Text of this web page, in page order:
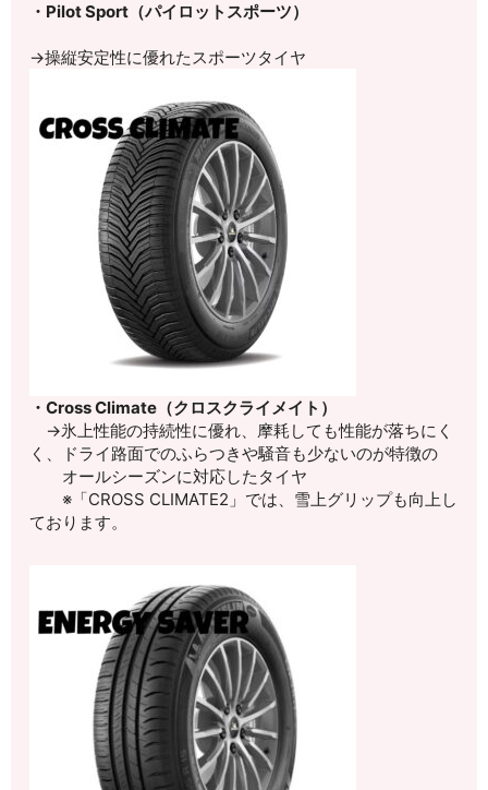
・Pilot Sport（パイロットスポーツ）
→操縦安定性に優れたスポーツタイヤ
・Cross Climate（クロスクライメイト）
→氷上性能の持続性に優れ、摩耗しても性能が落ちにく
く、ドライ路面でのふらつきや騒音も少ないのが特徴の
オールシーズンに対応したタイヤ
※「CROSS CLIMATE2」では、雪上グリップも向上し
ております。